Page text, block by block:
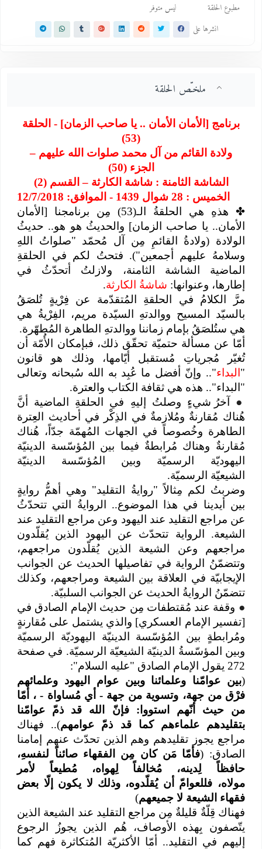
مطبوع الحلقة
ليس متوفر
انشرها على
ملخـّص الحلقة
برنامج [الأمان الأمان .. يا صاحب الزمان] - الحلقة
ولادة القائم من آل محمد صلوات الله عليهم –
الجزء (50)
الشاشة الثامنة : شاشة الكارثة – القسم (2)
الخميس : 28 شوال 1439 - الموافق: 12/7/2018
✤
هذهِ هي الحلقةُ الـ(53) مِن برنامجنا [الأمان
الأمان.. يا صاحب الزمان] والحديثُ هو هو.. حديثُ
الولادة (ولادةُ القائمِ مِن آل مُحمّد "صلواتُ اللهِ
وسلامهُ عليهم أجمعين"). فتحتُ لكم في الحلقةِ
الماضية الشاشة الثامنة، ولازلتُ أتحدّثُ في
إطارها، وعنوانها:شاشةُ الكارثة.
مرَّ الكلامُ في الحلقةِ المُتقدّمة عن فِرْيةٍ تُلصَقُ
بالسيّد المسيح ووالدتهِ السيّدة مريم، الفِرْيةُ هي
هي ستُلصَقُ بإمام زماننا ووالدتهِ الطاهرة المُطهّرة.
أمّا عن مسألة حتميّة تحقّق ذلك، فبإمكان الأُمّة أن
تُغيّر مُجرياتِ مُستقبل أيّامها، وذلك هو قانون
"البداء".. وإنّ أفضل ما عُبِد به الله سُبحانه وتعالى
"البداء".. هذه هي ثقافة الكتاب والعترة.
●
آخرُ شيءٍ وصلتُ إليهِ في الحلقةِ الماضية أنَّ
هُناك مُقارنةٌ ومُلازمةٌ في الذِكْر في أحاديث العِترة
الطاهرة وخُصوصاً في الجهات المُهمّة جدّاً، هُناك
مُقارنةٌ وهناك مُرابطةٌ فيما بين المُؤسّسة الدينيّة
اليهوديّة الرسميّة وبين المُؤسّسة الدينيّة
الشيعيّة الرسميّة.
وضربتُ لكم مِثالاً "روايةُ التقليد" وهي أهمُّ روايةٍ
بين أيدينا في هذا الموضوع.. الروايةُ التي تتحدّثُ
عن مراجع التقليد عند اليهود وعن مراجع التقليد عند
الشيعة. الرواية تتحدّث عن اليهود الذين يُقلّدون
مراجعهم وعن الشيعة الذين يُقلّدون مراجعهم،
وتتضمّنُ الرواية في تفاصيلها الحديث عن الجوانب
الإيجابيّة في العلاقة بين الشيعة ومراجعهم، وكذلك
تتضمّنُ الروايةُ الحديث عن الجوانب السلبيّة.
● وقفة عند مُقتطفات مِن حديث الإمام الصادق في
[تفسير الإمام العسكري] والذي يشتمل على مُقارنةٍ
ومُرابطةٍ بين المُؤسّسة الدينيّة اليهوديّة الرسميّة
وبين المؤسّسةُ الدينيّة الشيعيّة الرسميّة. في صفحة
272 يقول الإمام الصادق "عليه السلام":
بين عوامّنا وعلمائنا وبين عوام اليهود وعلمائهم
فرْق من جهة، وتسوية من جهة - أي مُساواة - ، أمّا
من حيث أنّهم استووا: فإنّ الله قد ذمّ عوامّنا
بتقليدهم علماءهم كما قد ذمّ عوامهم).. فهناك
مراجع يجوز تقليدهم وهم الذين تحدّث عنهم إمامنا
الصادق: ( فأمّا مَن كان مِن الفقهاء صائناً لنفسهِ،
حافظاً لِدينه، مُخالفاً لِهواه، مُطيعاً لأمر
مولاه، فللعوامّ أن يُقلّدوه، وذلك لا يكون إلّا بعض
فقهاء الشيعة لا جميعهم)
فهناك قِلّةٌ قليلةٌ مِن مراجع التقليد عند الشيعة الذين
يتّصفون بِهذه الأوصاف، هُم الذين يجوزُ الرجوع
إليهم في التقليد.. أمّا الأكثريّة المُتكاثرة فهم كما